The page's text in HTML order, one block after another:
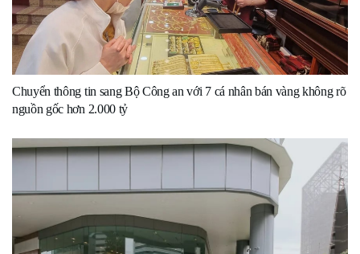
Chuyển thông tin sang Bộ Công an với 7 cá nhân bán vàng không rõ
nguồn gốc hơn 2.000 tỷ